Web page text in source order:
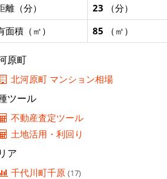
離（分）
23 （分）
面積（㎡）
85 （㎡）
原町
北河原町 マンション相場
ツール
不動産査定ツール
土地活用・利回り
ア
千代川町千原(17)